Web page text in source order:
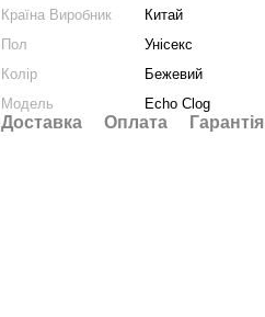
Країна Виробник
Китай
Пол
Унісекс
Колір
Бежевий
Модель
Echo Clog
Доставка Оплата Гарантія